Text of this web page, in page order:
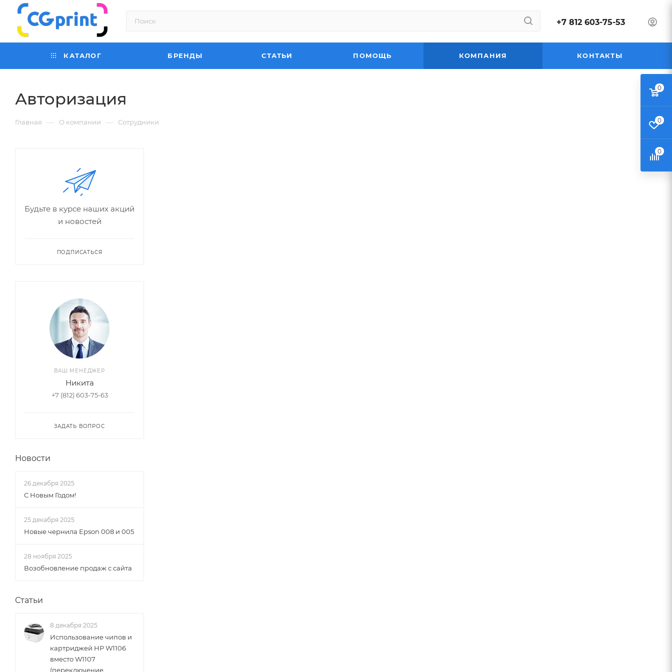
+7 812 603-75-53
КАТАЛОГ БРЕНДЫ СТАТЬИ ПОМОЩЬ КОМПАНИЯ КОНТАКТЫ
Авторизация
Главная — О компании — Сотрудники
Будьте в курсе наших акций
и новостей
ПОДПИСАТЬСЯ
ВАШ МЕНЕДЖЕР
Никита
+7 (812) 603-75-63
ЗАДАТЬ ВОПРОС
Новости
26 декабря 2025
С Новым Годом!
25 декабря 2025
Новые чернила Epson 008 и 005
28 ноября 2025
Возобновление продаж с сайта
Статьи
8 декабря 2025
Использование чипов и
картриджей HP W1106
вместо W1107
(переключение
0
0
0